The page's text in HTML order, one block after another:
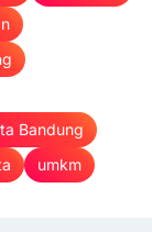
Bandung
umkm